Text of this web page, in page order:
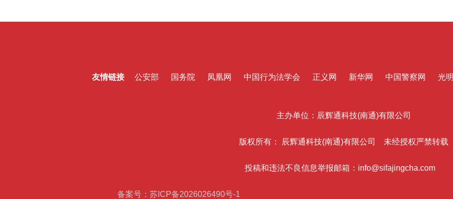
友情链接 公安部 国务院 凤凰网 中国行为法学会 正义网 新华网 中国警察网 光
主办单位：辰辉通科技(南通)有限公司
版权所有： 辰辉通科技(南通)有限公司 未经授权严禁转载
投稿和违法不良信息举报邮箱：info@sifajingcha.com
备案号：苏ICP备2026026490号-1